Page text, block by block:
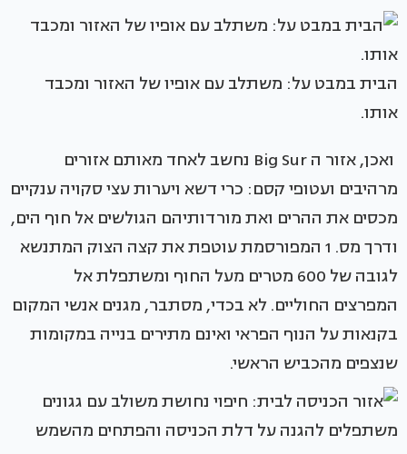
הבית במבט על: משתלב עם אופיו של האזור ומכבד
אותו.
ואכן, אזור ה Big Sur נחשב לאחד מאותם אזורים
מרהיבים ועטופי קסם: כרי דשא ויערות עצי סקויה ענקיים
מכסים את ההרים ואת מורדותיהם הגולשים אל חוף הים,
ודרך מס. 1 המפורסמת עוטפת את קצה הצוק המתנשא
לגובה של 600 מטרים מעל החוף ומשתפלת אל
המפרצים החוליים. לא בכדי, מסתבר, מגנים אנשי המקום
בקנאות על הנוף הפראי ואינם מתירים בנייה במקומות
שנצפים מהכביש הראשי.